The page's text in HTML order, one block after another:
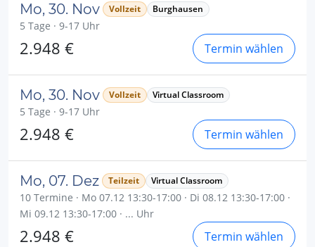
Mo, 30. Nov Vollzeit Burghausen
5 Tage · 9-17 Uhr
2.948 € Termin wählen
Mo, 30. Nov Vollzeit Virtual Classroom
5 Tage · 9-17 Uhr
2.948 € Termin wählen
Mo, 07. Dez Teilzeit Virtual Classroom
10 Termine · Mo 07.12 13:30-17:00 · Di 08.12 13:30-17:00 ·
Mi 09.12 13:30-17:00 · ... Uhr
2.948 € Termin wählen